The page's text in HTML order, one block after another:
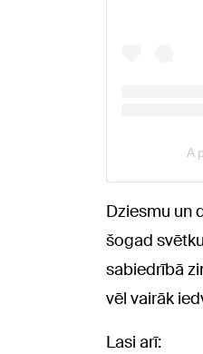
Dziesmu un
šogad
sabiedrībā
vēl vairāk
Lasi arī: